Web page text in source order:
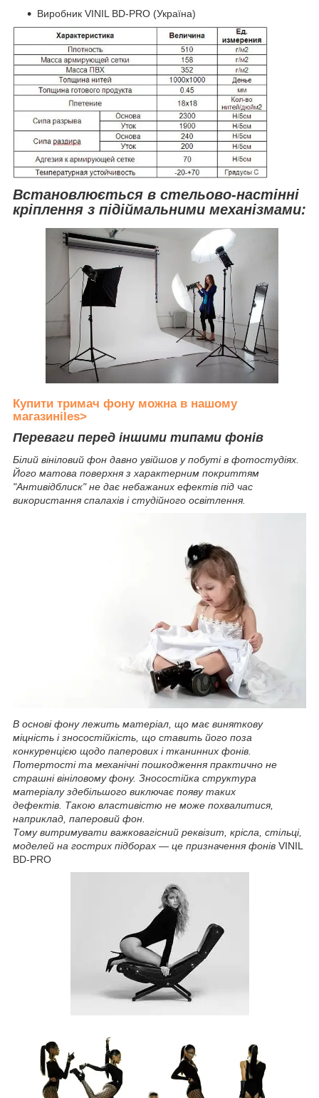
Виробник VINIL BD-PRO (Україна)
Встановлюється в стельово-настінні
кріплення з підіймальними механізмами:
Купити тримач фону можна в нашому
магазиніles>
Переваги перед іншими типами фонів
Білий вініловий фон давно увійшов у побуті в фотостудіях.
Його матова поверхня з характерним покриттям
"Антивідблиск" не дає небажаних ефектів під час
використання спалахів і студійного освітлення.
В основі фону лежить матеріал, що має виняткову
міцність і зносостійкість, що ставить його поза
конкуренцією щодо паперових і тканинних фонів.
Потертості та механічні пошкодження практично не
страшні вініловому фону. Зносостійка структура
матеріалу здебільшого виключає появу таких
дефектів. Такою властивістю не може похвалитися,
наприклад, паперовий фон.
Тому витримувати важковагісний реквізит, крісла, стільці,
моделей на гострих підборах — це призначення фонів VINIL
BD-PRO